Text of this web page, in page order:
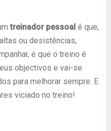
treinador pessoalé que,
ou desistências,
é que o treino é
objectivos e vai-se
para melhorar sempre. E
viciado no treino!